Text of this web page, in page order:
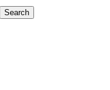
Search